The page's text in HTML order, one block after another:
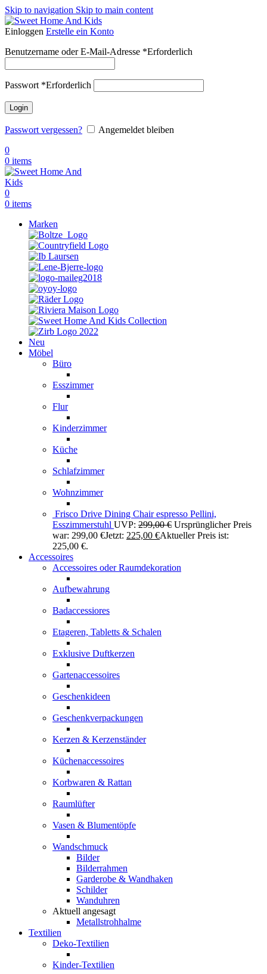
Skip to navigation Skip to main content
Einloggen Erstelle ein Konto
Benutzername oder E-Mail-Adresse *Erforderlich
Passwort *Erforderlich
Login
Passwort vergessen?
Angemeldet bleiben
0
0 items
0
0 items
Marken
Neu
Möbel
Büro
Esszimmer
Flur
Kinderzimmer
Küche
Schlafzimmer
Wohnzimmer
Frisco Drive Dining Chair espresso Pellini,
Esszimmerstuhl UVP: 299,00€ Ursprünglicher Preis
war: 299,00 €Jetzt: 225,00 €Aktueller Preis ist:
225,00 €.
Accessoires
Accessoires oder Raumdekoration
Aufbewahrung
Badaccessiores
Etageren, Tabletts & Schalen
Exklusive Duftkerzen
Gartenaccessoires
Geschenkideen
Geschenkverpackungen
Kerzen & Kerzenständer
Küchenaccessoires
Korbwaren & Rattan
Raumlüfter
Vasen & Blumentöpfe
Wandschmuck
Bilder
Bilderrahmen
Garderobe & Wandhaken
Schilder
Wanduhren
Aktuell angesagt
Metallstrohhalme
Textilien
Deko-Textilien
Kinder-Textilien